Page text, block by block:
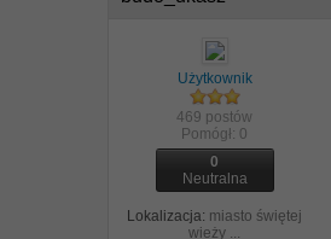
Użytkownik
469 postów
Pomógł: 0
0
Neutralna
Lokalizacja: miasto świętej
wieży ...